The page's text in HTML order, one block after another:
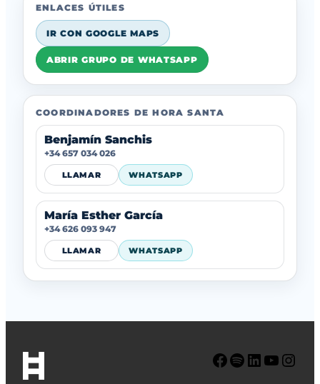
ENLACES ÚTILES
IR CON GOOGLE MAPS
ABRIR GRUPO DE WHATSAPP
COORDINADORES DE HORA SANTA
Benjamín Sanchis
+34 657 034 026
LLAMAR WHATSAPP
María Esther García
+34 626 093 947
LLAMAR WHATSAPP
Facebook Spotify LinkedIn YouTube Instagram